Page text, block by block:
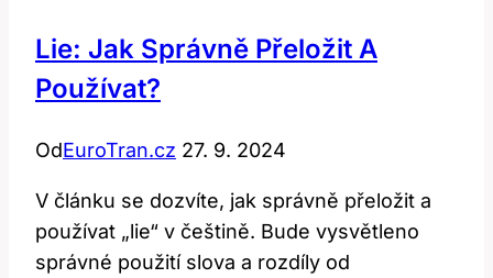
Lie: Jak Správně Přeložit A
Používat?
OdEuroTran.cz 27. 9. 2024
V článku se dozvíte, jak správně přeložit a
používat „lie“ v češtině. Bude vysvětleno
správné použití slova a rozdíly od